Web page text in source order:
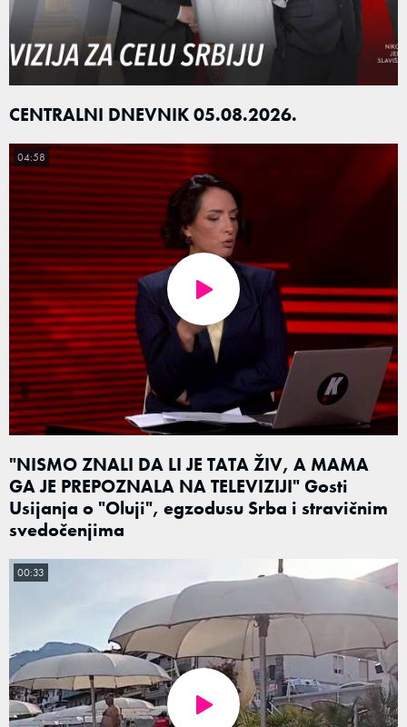
CENTRALNI DNEVNIK 05.08.2026.
"NISMO ZNALI DA LI JE TATA ŽIV, A MAMA
GA JE PREPOZNALA NA TELEVIZIJI" Gosti
Usijanja o "Oluji", egzodusu Srba i stravičnim
svedočenjima
04:58
00:33